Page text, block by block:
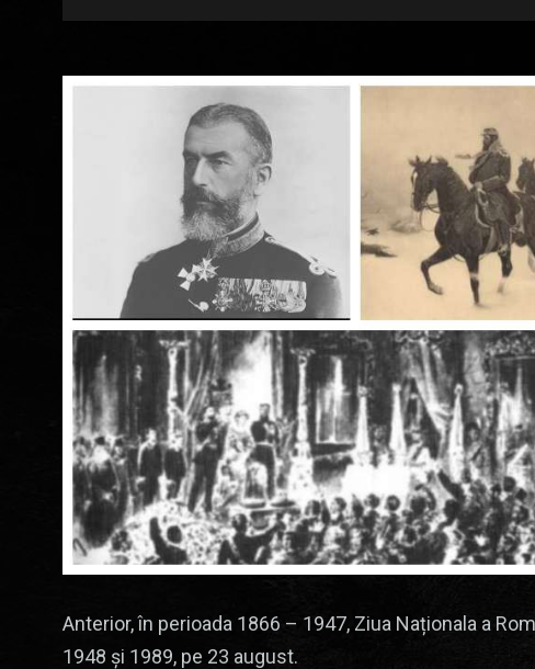
Anterior, în perioada 1866 – 1947, Ziua Naționala a
1948 și 1989, pe 23 august.